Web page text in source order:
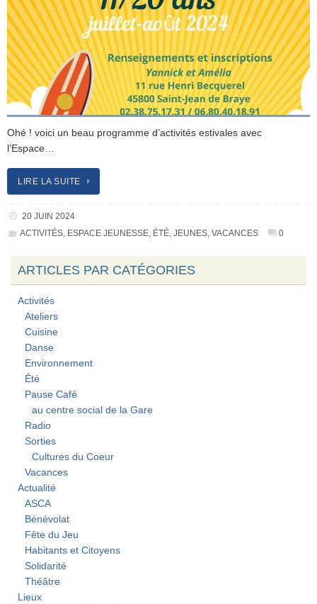
Ohé ! voici un beau programme d’activités estivales avec
l’Espace…
LIRE LA SUITE
20 JUIN 2024
ACTIVITÉS, ESPACE JEUNESSE, ÉTÉ, JEUNES, VACANCES 0
ARTICLES PAR CATÉGORIES
Activités
Ateliers
Cuisine
Danse
Environnement
Été
Pause Café
au centre social de la Gare
Radio
Sorties
Cultures du Coeur
Vacances
Actualité
ASCA
Bénévolat
Fête du Jeu
Habitants et Citoyens
Solidarité
Théâtre
Lieux